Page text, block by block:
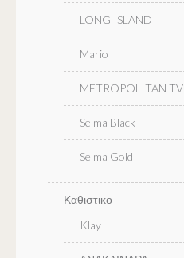
LONG ISLAND
Mario
METROPOLITAN TV
Selma Black
Selma Gold
Καθιστικο
Klay